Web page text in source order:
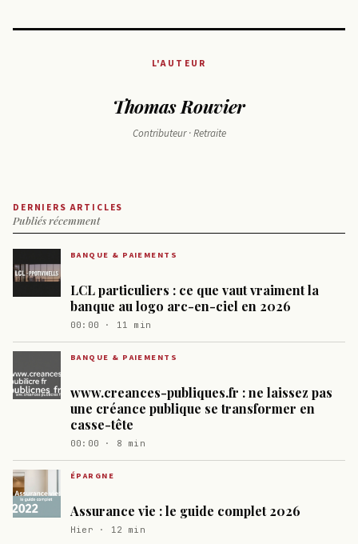
L'AUTEUR
Thomas Rouvier
Contributeur · Retraite
DERNIERS ARTICLES
Publiés récemment
BANQUE & PAIEMENTS
LCL particuliers : ce que vaut vraiment la
banque au logo arc-en-ciel en 2026
00:00 · 11 min
BANQUE & PAIEMENTS
www.creances-publiques.fr : ne laissez pas
une créance publique se transformer en
casse-tête
00:00 · 8 min
ÉPARGNE
Assurance vie : le guide complet 2026
Hier · 12 min